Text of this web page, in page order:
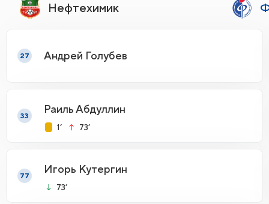
Нефтехимик
27 Андрей Голубев
33
Раиль Абдуллин
1’ 73’
77
Игорь Кутергин
73’